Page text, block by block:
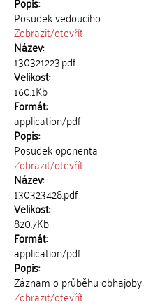
Posudek vedoucího
Zobrazit/otevřít
Název:
130321223.pdf
Velikost:
160.1Kb
Formát:
application/pdf
Popis:
Posudek oponenta
Zobrazit/otevřít
Název:
130323428.pdf
Velikost:
820.7Kb
Formát:
application/pdf
Popis:
Záznam o průběhu obhajoby
Zobrazit/otevřít